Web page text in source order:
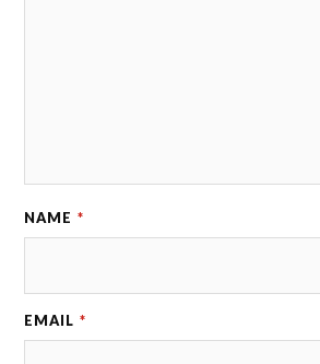
NAME *
EMAIL *